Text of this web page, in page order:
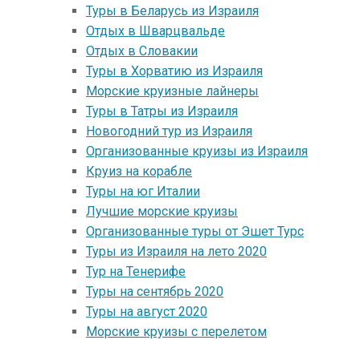
Туры в Беларусь из Израиля
Отдых в Шварцвальде
Отдых в Словакии
Туры в Хорватию из Израиля
Морские круизные лайнеры
Туры в Татры из Израиля
Новогодний тур из Израиля
Организованные круизы из Израиля
Круиз на корабле
Туры на юг Италии
Лучшие морские круизы
Организованные туры от Эшет Турс
Туры из Израиля на лето 2020
Тур на Тенерифе
Туры на сентябрь 2020
Туры на август 2020
Морские круизы с перелетом